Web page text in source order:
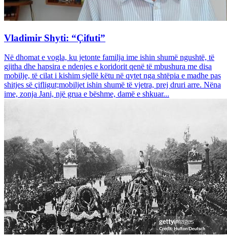
Vladimir Shyti: “Çifuti”
Në dhomat e vogla, ku jetonte familja ime ishin shumë ngushtë, të
gjitha dhe hapsira e ndenjes e koridorit qenë të mbushura me disa
mobilje, të cilat i kishim sjellë këtu në qytet nga shtëpia e madhe pas
shitjes së çifligut;mobiljet ishin shumë të vjetra, prej druri arre. Nëna
ime, zonja Jani, një grua e bëshme, damë e shkuar...